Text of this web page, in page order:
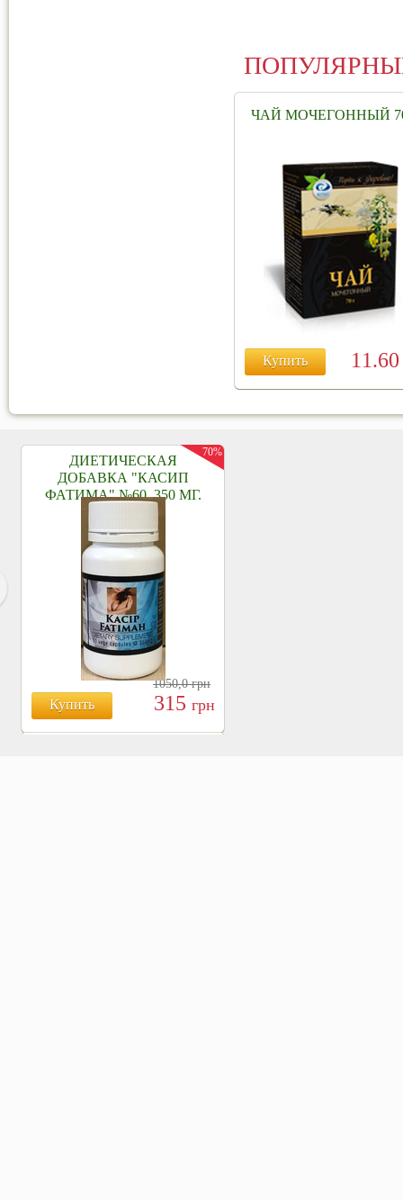
ЧАЙ МОЧЕГОННЫЙ
Купить
ДИЕТИЧЕСКАЯ
ДОБАВКА "КАСИП
ФАТИМА" №60, 350 МГ.
Купить
1050,0грн
315 грн
70%